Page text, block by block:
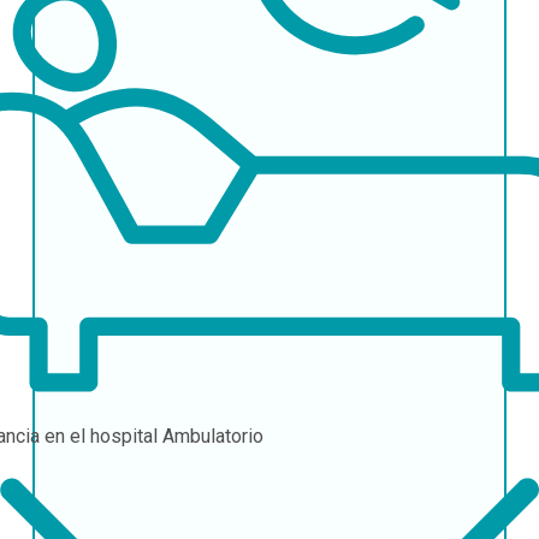
en el hospital Ambulatorio